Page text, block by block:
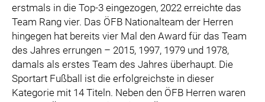
erstmals in die Top-3 eingezogen, 2022 erreichte das
Team Rang vier. Das ÖFB Nationalteam der Herren
hingegen hat bereits vier Mal den Award für das Team
des Jahres errungen – 2015, 1997, 1979 und 1978,
damals als erstes Team des Jahres überhaupt. Die
Sportart Fußball ist die erfolgreichste in dieser
Kategorie mit 14 Titeln. Neben den ÖFB Herren waren